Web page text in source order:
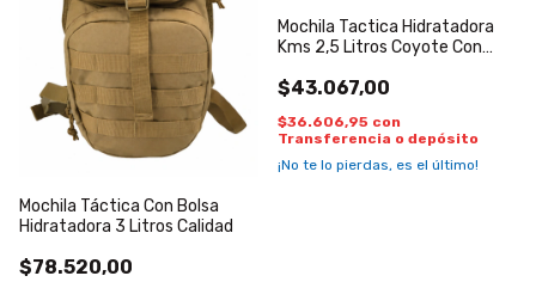
Mochila Táctica Con Bolsa
Hidratadora 3 Litros Calidad
$78.520,00
Mochila Tactica Hidratadora
Kms 2,5 Litros Coyote Con
$43.067,00
$36.606,95 con
Transferencia o depósito
¡No te lo pierdas, es el último!